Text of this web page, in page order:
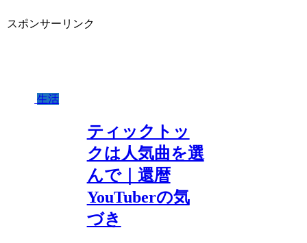
スポンサーリンク
生活
ティックトッ
クは人気曲を選
んで｜還暦
YouTuberの気
づき